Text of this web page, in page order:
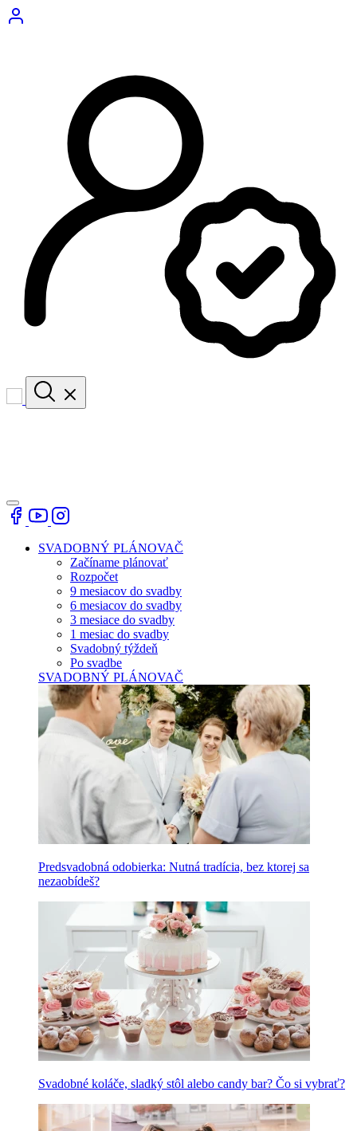
SVADOBNÝ PLÁNOVAČ
Začíname plánovať
Rozpočet
9 mesiacov do svadby
6 mesiacov do svadby
3 mesiace do svadby
1 mesiac do svadby
Svadobný týždeň
Po svadbe
SVADOBNÝ PLÁNOVAČ
Predsvadobná odobierka: Nutná tradícia, bez ktorej sa
nezaobídeš?
Svadobné koláče, sladký stôl alebo candy bar? Čo si vybrať?